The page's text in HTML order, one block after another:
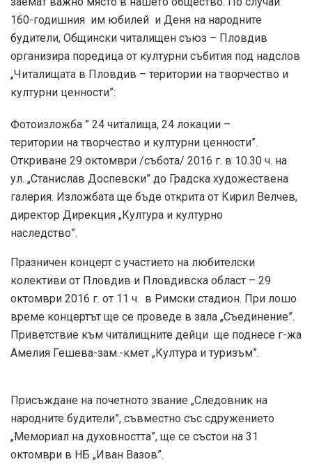
160-годишния им юбилей и Деня на народните
будители, Общински читалищен съюз – Пловдив
организира поредица от културни събития под надслов
„Читалищата в Пловдив – територии на творчество и
културни ценности”:
Фотоизложба ” 24 читалища, 24 локации –
територии на творчество и културни ценности”.
Откриване 29 октомври /събота/ 2016 г. в 10.30 ч. на
ул. „Станислав Доспевски” до Градска художествена
галерия. Изложбата ще бъде открита от Кирил Велчев,
директор Дирекция „Култура и културно
наследство”.
Празничен концерт с участието на любителски
колективи от Пловдив и Пловдивска област – 29
октомври 2016 г. от 11 ч. в Римски стадион. При лошо
време концертът ще се проведе в зала „Съединение”.
Приветствие към читалищните дейци ще поднесе г-жа
Амелия Гешева-зам.-кмет „Култура и туризъм”.
Присъждане на почетното звание „Следовник на
народните будители”, съвместно със сдружението
„Мемориал на духовността”, ще се състои на 31
октомври в НБ „Иван Вазов”.